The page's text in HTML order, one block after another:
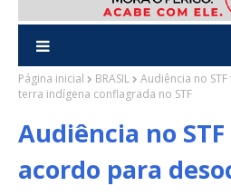
Página inicial BRASIL
Audiência no
terra indígena conflagrada no STF
Audiência no
acordo para